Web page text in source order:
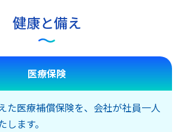
健康と備え
医療保険
た医療補償保険を、会社が社員一人
ます。